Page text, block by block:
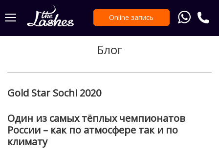
Online запись
Блог
Gold Star Sochi 2020
Один из самых тёплых чемпионатов
России – как по атмосфере так и по
климату